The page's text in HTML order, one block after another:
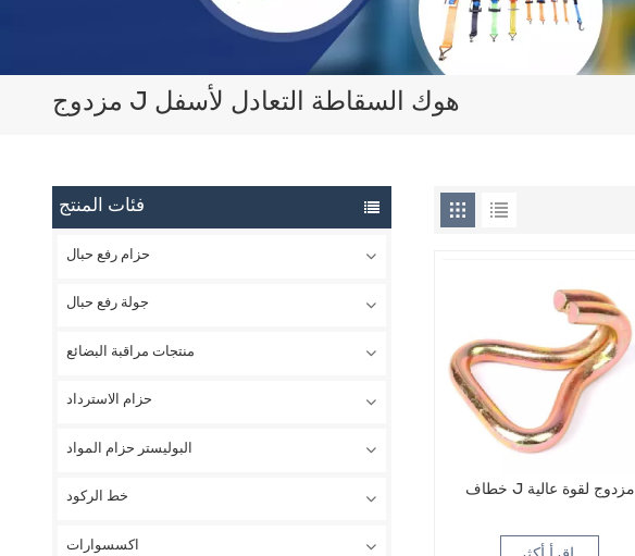
مزدوج J هوك السقاطة التعادل لأسفل
فئات المنتج
حزام رفع حبال
جولة رفع حبال
منتجات مراقبة البضائع
حزام الاسترداد
البوليستر حزام المواد
خط الركود
اكسسوارات
خطاف J مزدوج لقوة عالية